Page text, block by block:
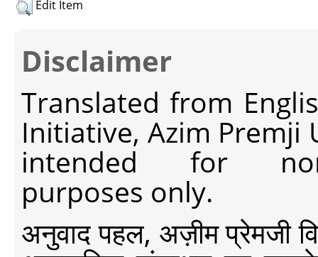
Edit Item
Disclaimer
Translated from
Initiative, Azim Premji
intended for non-
purposes only.
अनुवाद पहल, अज़ीम प्रेमजी